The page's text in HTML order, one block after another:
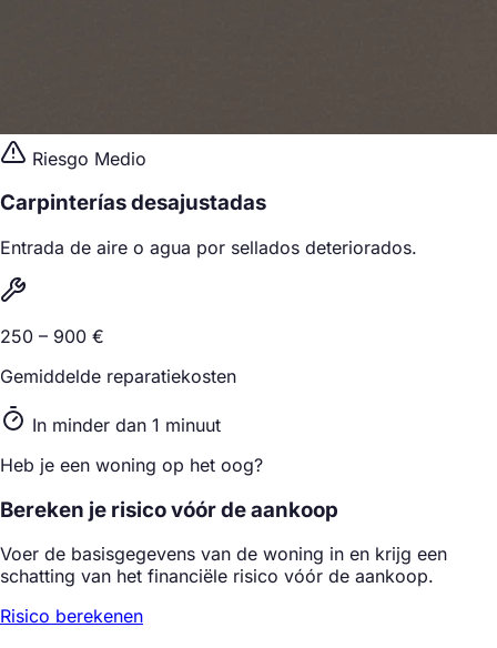
Riesgo Medio
Carpinterías desajustadas
Entrada de aire o agua por sellados deteriorados.
250 – 900 €
Gemiddelde reparatiekosten
In minder dan 1 minuut
Heb je een woning op het oog?
Bereken je risico vóór de aankoop
Voer de basisgegevens van de woning in en krijg een
schatting van het financiële risico vóór de aankoop.
Risico berekenen